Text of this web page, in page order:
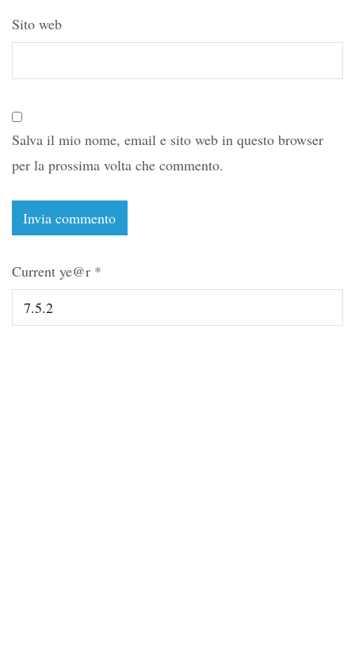
Sito web
Salva il mio nome, email e sito web in questo browser
per la prossima volta che commento.
Current ye@r *